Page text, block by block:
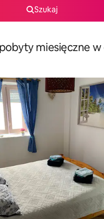
Szukaj
miesięczne